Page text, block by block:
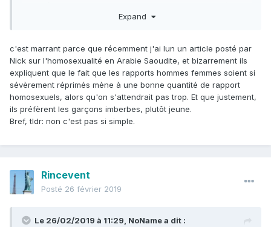
augmente tout au long de la première semaine, puis baisse
par la suite pour s'adapter à la nouvelle normalité. Soit le
prêtre se masturbe (ce que l’Église déconseille, à ma
connaissance) et il gère tout seul sa libido ; soit il ne se
masturbe pas, et sa libido a d'elle-même tendance à
baisser avec le temps.
Expand
c'est marrant parce que récemment j'ai lun un article posté par
Nick sur l'homosexualité en Arabie Saoudite, et bizarrement ils
expliquent que le fait que les rapports hommes femmes soient si
sévèrement réprimés mène à une bonne quantité de rapport
homosexuels, alors qu'on s'attendrait pas trop. Et que justement,
ils préfèrent les garçons imberbes, plutôt jeune.
Bref, tldr: non c'est pas si simple.
Rincevent
Posté 26 février 2019
Le 26/02/2019 à 11:29, NoNamea dit :